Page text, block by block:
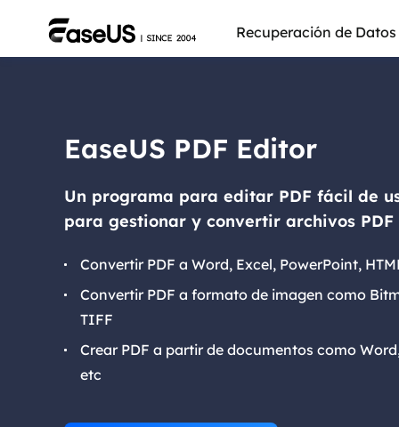
Recuperación de Datos
Más
EaseUS PDF Editor
Un programa para editar PDF fácil de
para gestionar y convertir archivos PDF
Convertir PDF a Word, Excel, PowerPoint,
Convertir PDF a formato de imagen como
TIFF
Crear PDF a partir de documentos como
etc